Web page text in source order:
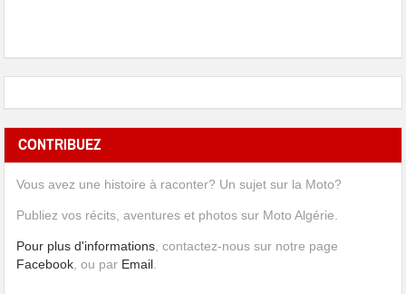
CONTRIBUEZ
Vous avez une histoire à raconter? Un sujet sur la Moto?
Publiez vos récits, aventures et photos sur Moto Algérie.
Pour plus d'informations , contactez-nous sur notre page
Facebook , ou par Email